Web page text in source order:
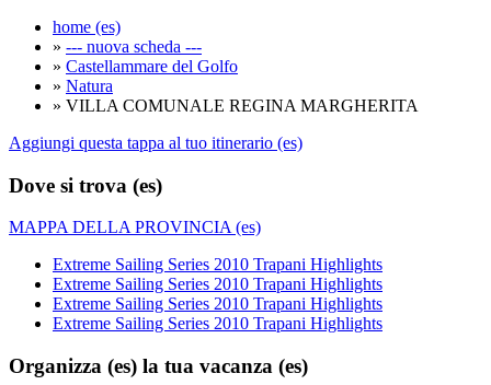
home (es)
» --- nuova scheda ---
» Castellammare del Golfo
» Natura
» VILLA COMUNALE REGINA MARGHERITA
Aggiungi questa tappa al tuo itinerario (es)
Dove si trova (es)
MAPPA DELLA PROVINCIA (es)
Extreme Sailing Series 2010 Trapani Highlights
Extreme Sailing Series 2010 Trapani Highlights
Extreme Sailing Series 2010 Trapani Highlights
Extreme Sailing Series 2010 Trapani Highlights
Organizza (es) la tua vacanza (es)